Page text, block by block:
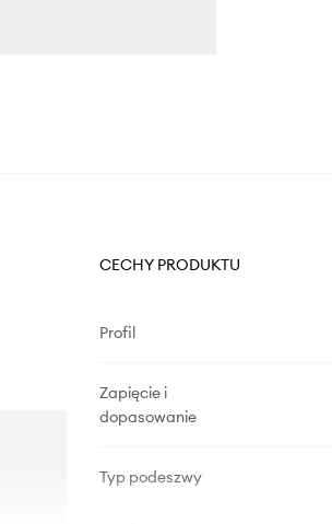
CECHY PRODUKTU
Profil
Zapięcie i
dopasowanie
Typ podeszwy